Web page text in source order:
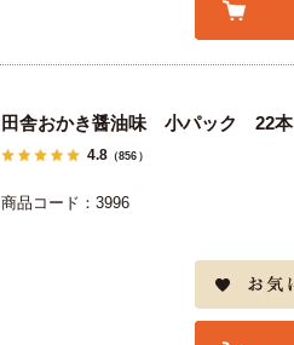
田舎おかき醤油味 小パック 22本
4.8（856）
商品コード：3996